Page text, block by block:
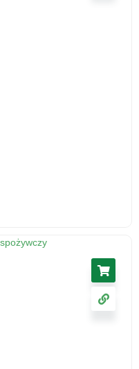
suplement